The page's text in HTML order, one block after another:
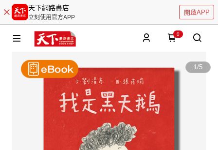
天下網路書店
立刻使用官方APP
開啟APP
0
1/5